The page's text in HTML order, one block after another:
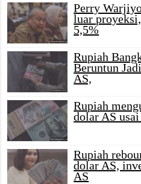
Perry
luar
5,5%
Rupiah
Beruntun
AS,
Rupiah
dolar AS
Rupiah
dolar AS,
AS